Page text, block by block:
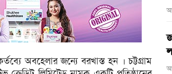
অবহেলার জন্যে বরখাস্ত হন । চট্টগ্রাম